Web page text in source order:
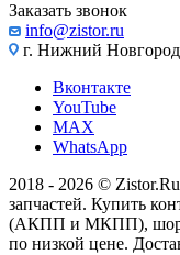
Заказать звонок
info@zistor.ru
г. Нижний
Вконтакте
YouTube
MAX
WhatsApp
2018 - 2026 ©
запчастей. Купить
(АКПП и МКПП), шорт
по низкой цене.